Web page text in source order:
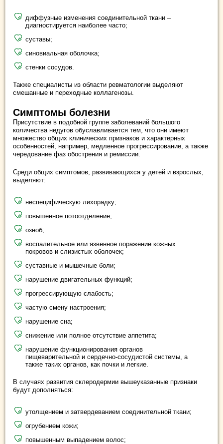
диффузные изменения соединительной ткани –
диагностируется наиболее часто;
суставы;
синовиальная оболочка;
стенки сосудов.
Также специалисты из области ревматологии выделяют
смешанные и переходные коллагенозы.
Симптомы болезни
Присутствие в подобной группе заболеваний большого
количества недугов обуславливается тем, что они имеют
множество общих клинических признаков и характерных
особенностей, например, медленное прогрессирование, а также
чередование фаз обострения и ремиссии.
Среди общих симптомов, развивающихся у детей и взрослых,
выделяют:
неспецифическую лихорадку;
повышенное потоотделение;
озноб;
воспалительное или язвенное поражение кожных
покровов и слизистых оболочек;
суставные и мышечные боли;
нарушение двигательных функций;
прогрессирующую слабость;
частую смену настроения;
нарушение сна;
снижение или полное отсутствие аппетита;
нарушение функционирования органов
пищеварительной и сердечно-сосудистой системы, а
также таких органов, как почки и легкие.
В случаях развития склеродермии вышеуказанные признаки
будут дополняться:
утолщением и затвердеванием соединительной ткани;
огрубением кожи;
повышенным выпадением волос;